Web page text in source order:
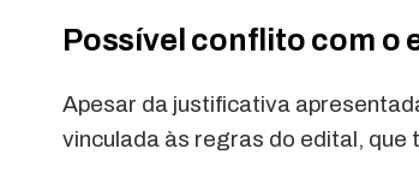
Possível conflito com o
Apesar da justificativa
vinculada às regras do edital,